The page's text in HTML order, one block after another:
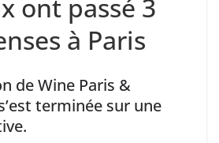
ont passé 3
à Paris
de Wine Paris &
terminée sur une